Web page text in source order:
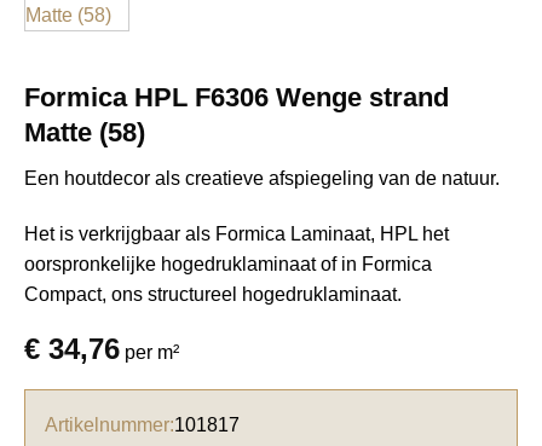
Formica HPL F6306 Wenge strand
Matte (58)
Een houtdecor als creatieve afspiegeling van de natuur.
Het is verkrijgbaar als Formica Laminaat, HPL het
oorspronkelijke hogedruklaminaat of in Formica
Compact, ons structureel hogedruklaminaat.
€ 34,76 per m²
Artikelnummer:101817